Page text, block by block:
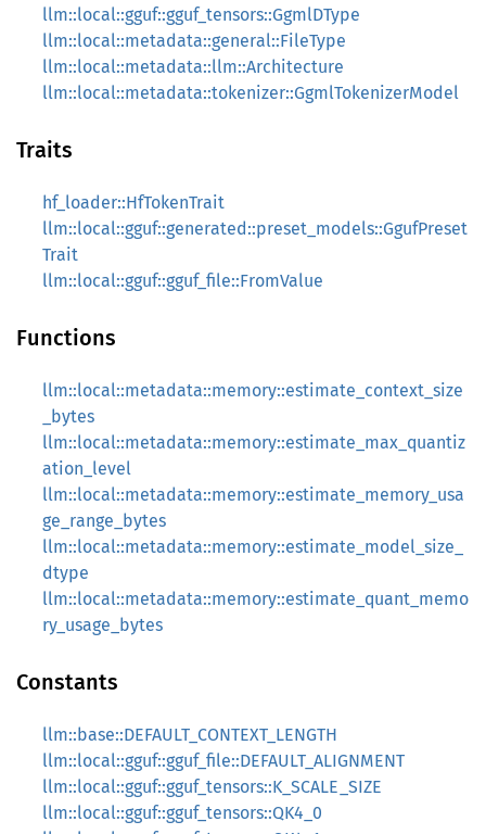
llm::local::gguf::gguf_tensors::GgmlDType
llm::local::metadata::general::FileType
llm::local::metadata::llm::Architecture
llm::local::metadata::tokenizer::GgmlTokenizerModel
Traits
hf_loader::HfTokenTrait
llm::local::gguf::generated::preset_models::GgufPreset
Trait
llm::local::gguf::gguf_file::FromValue
Functions
llm::local::metadata::memory::estimate_context_size
_bytes
llm::local::metadata::memory::estimate_max_quantiz
ation_level
llm::local::metadata::memory::estimate_memory_usa
ge_range_bytes
llm::local::metadata::memory::estimate_model_size_
dtype
llm::local::metadata::memory::estimate_quant_memo
ry_usage_bytes
Constants
llm::base::DEFAULT_CONTEXT_LENGTH
llm::local::gguf::gguf_file::DEFAULT_ALIGNMENT
llm::local::gguf::gguf_tensors::K_SCALE_SIZE
llm::local::gguf::gguf_tensors::QK4_0